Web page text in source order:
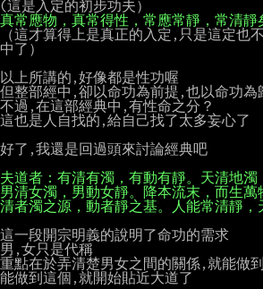
真常應物，真常得性，常應常靜，常清靜
（這才算得上是真正的入定,只是這定也
中了）
以上所講的,好像都是性功喔
但整部經中,卻以命功為前提,也以命功為
不過,在這部經典中,有性命之分？
這也是人自找的,給自己找了太多妄心了
好了,我還是回過頭來討論經典吧
清者濁之源，動者靜之基。人能常清靜，
這一段開宗明義的說明了命功的需求
男,女只是代稱
重點在於弄清楚男女之間的關係,就能做
能做到這個,就開始貼近大道了